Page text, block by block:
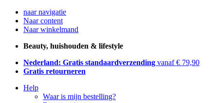
naar navigatie
Naar content
Naar winkelmand
Beauty, huishouden & lifestyle
Nederland: Gratis standaardverzending vanaf € 79,90
Gratis retourneren
Help
Waar is mijn bestelling?